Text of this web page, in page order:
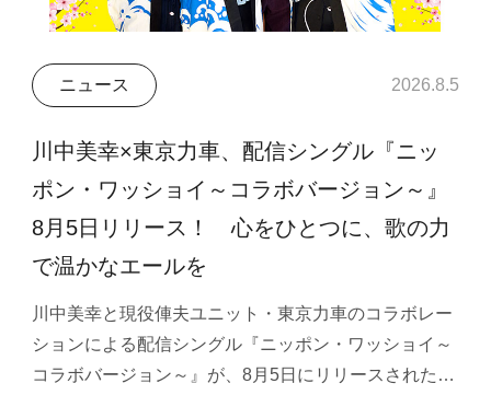
ニュース 2026.8.5
川中美幸×東京力車、配信シングル『ニッ
ポン・ワッショイ～コラボバージョン～』
8月5日リリース！ 心をひとつに、歌の力
で温かなエールを
川中美幸と現役俥夫ユニット・東京力車のコラボレー
ションによる配信シングル『ニッポン・ワッショイ～
コラボバージョン～』が、8月5日にリリースされた…